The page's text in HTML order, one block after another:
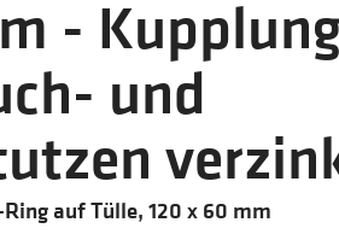
-
und
auf Tülle, 120 x 60 mm